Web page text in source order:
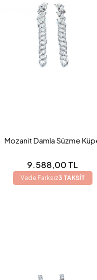
Mozanit Damla Süzme
9.588,00 TL
Vade Farksız3 TAKSİT